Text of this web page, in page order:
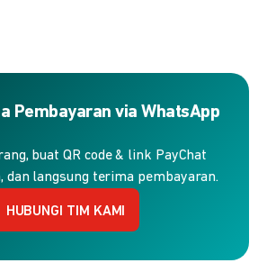
Pembayaran via WhatsApp
buat QR code & link PayChat
dan langsung terima pembayaran.
HUBUNGI TIM KAMI